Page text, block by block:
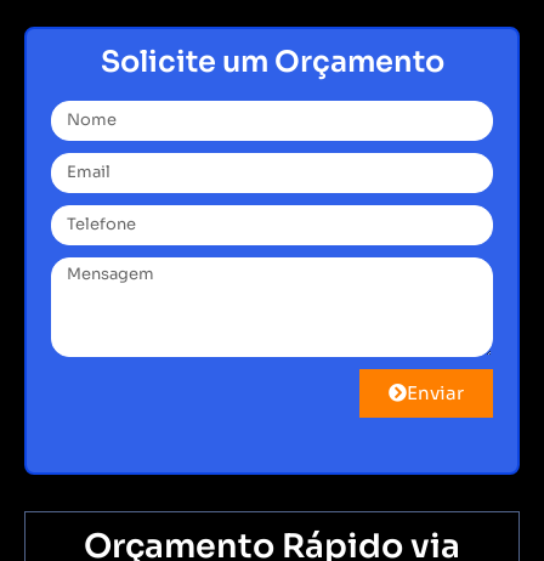
Solicite um Orçamento
Enviar
Orçamento Rápido via